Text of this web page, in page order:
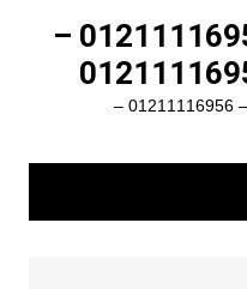
مكن تعبئة وتغليف 01211116954 –
ماكينات تعبئة وتغليف 01211116954 – 01211116956 –